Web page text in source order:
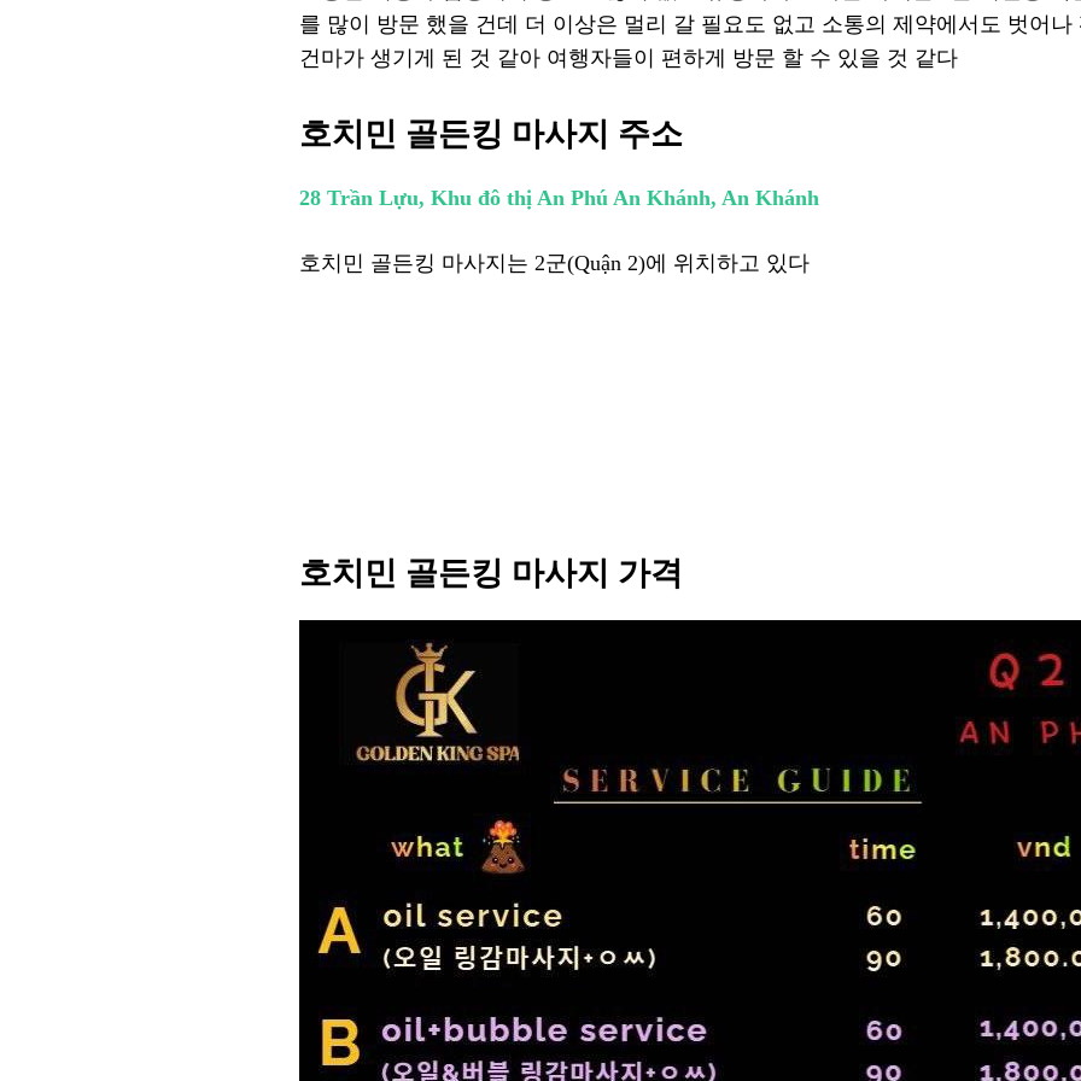
를 많이 방문 했을 건데 더 이상은 멀리 갈 필요도 없고 소통의 제약에서도 벗어
건마가 생기게 된 것 같아 여행자들이 편하게 방문 할 수 있을 것 같다
호치민 골든킹 마사지 주소
28 Trần Lựu, Khu đô thị An Phú An Khánh, An Khánh
호치민 골든킹 마사지는 2군(Quận 2)에 위치하고 있다
호치민 골든킹 마사지 가격